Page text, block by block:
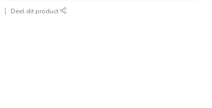
Deel dit product